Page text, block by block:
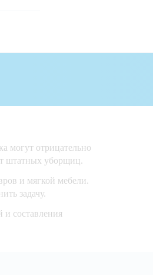
могут отрицательно
штатных уборщиц.
и мягкой мебели.
задачу.
составления